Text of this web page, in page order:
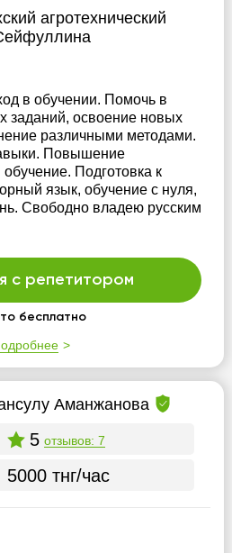
агротехнический
в обучении. Помочь в
заданий, освоение новых
различными методами.
Повышение
Подготовка к
язык, обучение с нуля,
Свободно владею русским
с репетитором
бесплатно
Аманжанова
5 отзывов: 7
5000 тнг/час